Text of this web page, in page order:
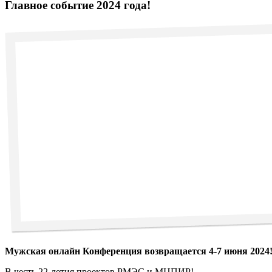
Главное событие 2024 года!
Мужская онлайн Конференция возвращается 4-7 июня 2024!